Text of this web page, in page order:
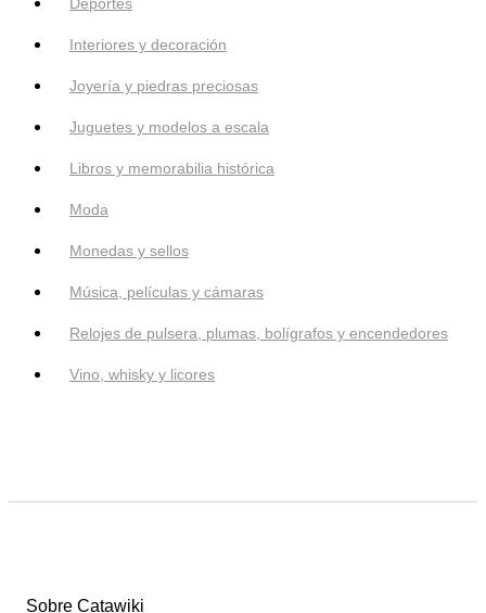
Deportes
Interiores y decoración
Joyería y piedras preciosas
Juguetes y modelos a escala
Libros y memorabilia histórica
Moda
Monedas y sellos
Música, películas y cámaras
Relojes de pulsera, plumas, bolígrafos y encendedores
Vino, whisky y licores
Sobre Catawiki